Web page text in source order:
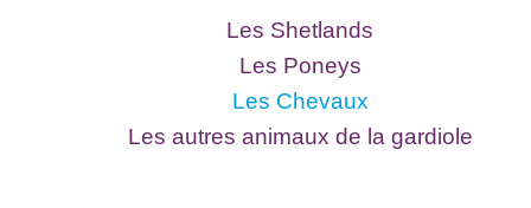
ET
WIDGETS
Les Shetlands
Les Poneys
Les Chevaux
Les autres animaux de la gardiole